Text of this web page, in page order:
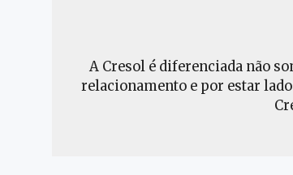
A Cresol é diferenciada não
relacionamento e por estar